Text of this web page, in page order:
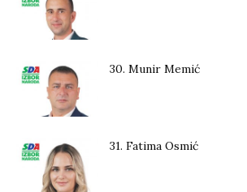
30. Munir Memić
31. Fatima Osmić